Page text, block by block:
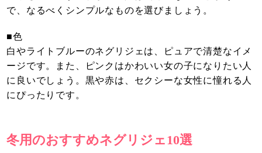
で、なるべくシンプルなものを選びましょう。
■色
白やライトブルーのネグリジェは、ピュアで清楚なイメ
ージです。また、ピンクはかわいい女の子になりたい人
に良いでしょう。黒や赤は、セクシーな女性に憧れる人
にぴったりです。
冬用のおすすめネグリジェ10選